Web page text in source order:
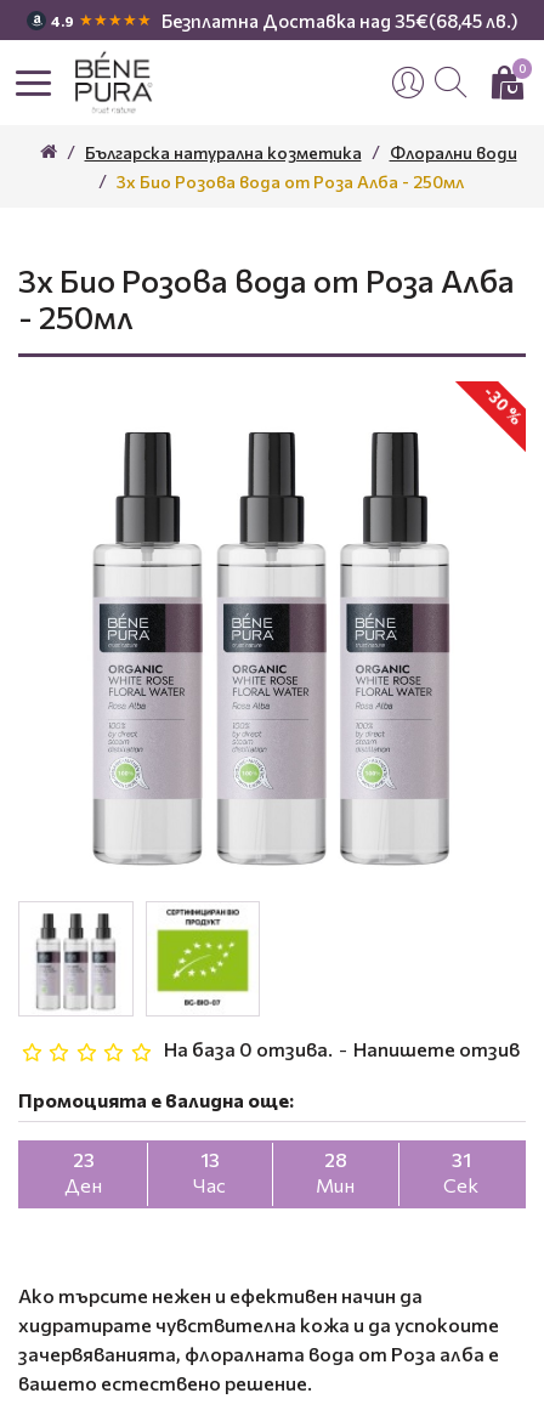
4.9 ★★★★★ Безплатна Доставка над 35€(68,45 лв.)
0
Българска натурална козметика
Флорални води
3x Био Розова вода от Роза Алба - 250мл
3x Био Розова вода от Роза Алба
- 250мл
-30 %
Ако търсите нежен и ефективен начин да
хидратирате чувствителна кожа и да успокоите
зачервяванията, флоралната вода от Роза алба е
вашето естествено решение.
На база 0 отзива. - Напишете отзив
Промоцията е валидна още:
23
Ден
13
Час
28
Мин
30
Сек